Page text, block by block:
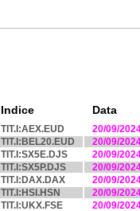
Indice Data
TIT.I:AEX.EUD
20/09/
TIT.I:BEL20.EUD
20/09/
TIT.I:SX5E.DJS
20/09/
TIT.I:SX5P.DJS
20/09/
TIT.I:DAX.DAX
20/09/
TIT.I:HSI.HSN
20/09/
TIT.I:UKX.FSE
20/09/